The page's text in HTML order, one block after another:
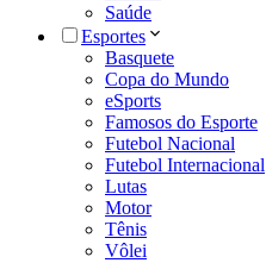
Saúde
Esportes
Basquete
Copa do Mundo
eSports
Famosos do Esporte
Futebol Nacional
Futebol Internacional
Lutas
Motor
Tênis
Vôlei